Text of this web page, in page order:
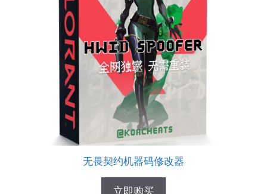
无畏契约机器码修改器
立即购买